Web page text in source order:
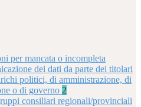
per mancata o incompleta
dei dati da parte dei titolari
politici, di amministrazione, di
o di governo 2
consiliari regionali/provinciali